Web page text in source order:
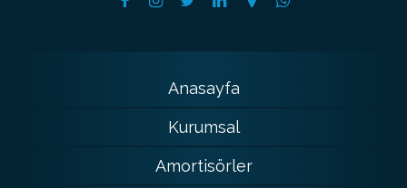
Anasayfa
Kurumsal
Amortisörler